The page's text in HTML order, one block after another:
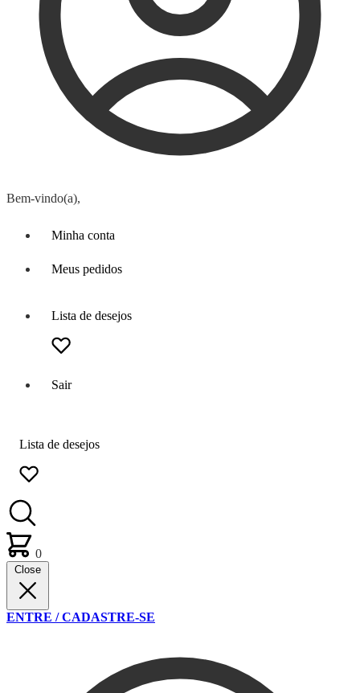
Bem-vindo(a),
Minha conta
Meus pedidos
Lista de desejos
Sair
Lista de desejos
0
Close
ENTRE / CADASTRE-SE